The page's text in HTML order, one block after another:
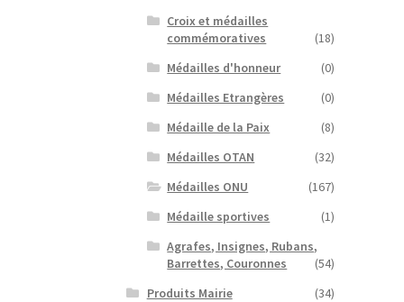
Croix et médailles
commémoratives
(18)
Médailles d'honneur
(0)
Médailles Etrangères
(0)
Médaille de la Paix
(8)
Médailles OTAN
(32)
Médailles ONU
(167)
Médaille sportives
(1)
Agrafes, Insignes, Rubans,
Barrettes, Couronnes
(54)
Produits Mairie
(34)